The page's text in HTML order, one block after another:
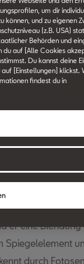
P Q R S
trägt
er eine
Spiegelelement
durch
um dir
können, und zu eigenen
(z.B. USA)
Behörden und
du auf [Alle Cookies
Du kannst deine
[Einstellungen] klickst.
findest du in